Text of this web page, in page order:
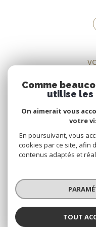
SE
Nos honoraires
Admin
Réalisé par
Comme
utilise les
On aimerait vous
votre
En poursuivant, vous
cookies par ce site, afin
contenus adaptés et
TOUT